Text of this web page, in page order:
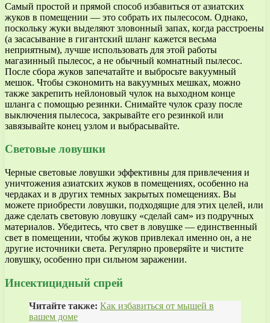
Самый простой и прямой способ избавиться от азиатских
жуков в помещении — это собрать их пылесосом. Однако,
поскольку жуки выделяют зловонный запах, когда расстроены
(а засасывание в гигантский шланг кажется весьма
неприятным), лучше использовать для этой работы
магазинный пылесос, а не обычный комнатный пылесос.
После сбора жуков запечатайте и выбросьте вакуумный
мешок. Чтобы сэкономить на вакуумных мешках, можно
также закрепить нейлоновый чулок на выходном конце
шланга с помощью резинки. Снимайте чулок сразу после
выключения пылесоса, закрывайте его резинкой или
завязывайте конец узлом и выбрасывайте.
Световые ловушки
Черные световые ловушки эффективны для привлечения и
уничтожения азиатских жуков в помещениях, особенно на
чердаках и в других темных закрытых помещениях. Вы
можете приобрести ловушки, подходящие для этих целей, или
даже сделать световую ловушку «сделай сам» из подручных
материалов. Убедитесь, что свет в ловушке — единственный
свет в помещении, чтобы жуков привлекал именно он, а не
другие источники света. Регулярно проверяйте и чистите
ловушку, особенно при сильном заражении.
Инсектицидный спрей
Читайте также: Как избавиться от мышей в
вашем доме